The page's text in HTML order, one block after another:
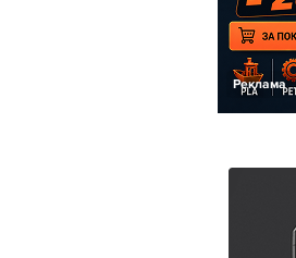
Реклама